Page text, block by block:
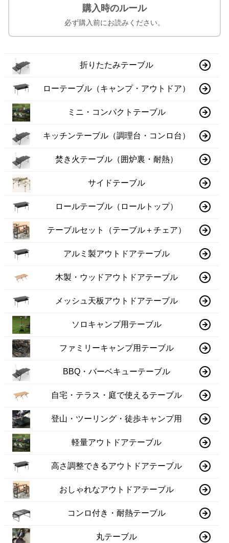
購入時のルール
必ず購入前にお読みください。
折りたたみテーブル
ローテーブル（キャンプ・アウトドア）
ミニ・コンパクトテーブル
キッチンテーブル（調理台・コンロ台）
焚き火テーブル（囲炉裏・耐熱）
サイドテーブル
ロールテーブル（ロールトップ）
テーブルセット（テーブル＋チェア）
アルミ製アウトドアテーブル
木製・ウッドアウトドアテーブル
メッシュ天板アウトドアテーブル
ソロキャンプ用テーブル
ファミリーキャンプ用テーブル
BBQ・バーベキューテーブル
自宅・テラス・庭で使えるテーブル
登山・ツーリング・徒歩キャンプ用
軽量アウトドアテーブル
高さ調整できるアウトドアテーブル
おしゃれなアウトドアテーブル
コンロ付き・耐熱テーブル
丸テーブル